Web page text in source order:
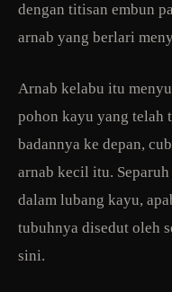
dengan titisan embun
arnab yang berlari
Arnab kelabu itu
pohon kayu yang telah
badannya ke depan,
arnab kecil itu.
dalam lubang kayu,
tubuhnya disedut oleh
sini.